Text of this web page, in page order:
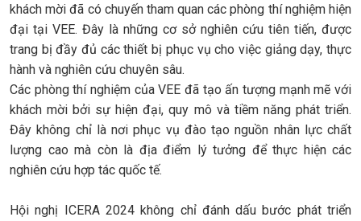
khách mời đã có chuyến tham quan các phòng thí nghiệm hiện
đại tại VEE. Đây là những cơ sở nghiên cứu tiên tiến, được
trang bị đầy đủ các thiết bị phục vụ cho việc giảng dạy, thực
hành và nghiên cứu chuyên sâu.
Các phòng thí nghiệm của VEE đã tạo ấn tượng mạnh mẽ với
khách mời bởi sự hiện đại, quy mô và tiềm năng phát triển.
Đây không chỉ là nơi phục vụ đào tạo nguồn nhân lực chất
lượng cao mà còn là địa điểm lý tưởng để thực hiện các
nghiên cứu hợp tác quốc tế.
Hội nghị ICERA 2024 không chỉ đánh dấu bước phát triển